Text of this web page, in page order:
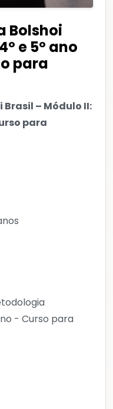
Bolshoi
e 5º ano
para
– Módulo II:
para
- Curso para